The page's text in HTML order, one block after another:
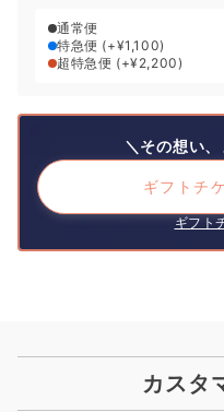
通常便
特急便 (+¥1,100)
超特急便 (+¥2,200)
＼その想い
ギフトチ
ギフト
カスタ